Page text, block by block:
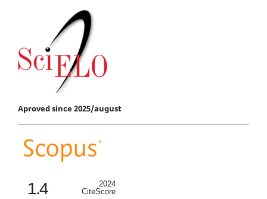
Aproved since 2025/august
1.4
2024
CiteScore